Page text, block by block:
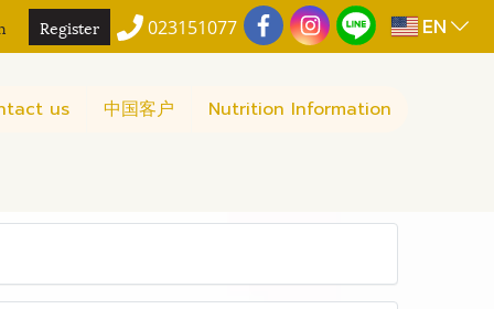
Register 023151077 EN
us 中国客户 Nutrition Information